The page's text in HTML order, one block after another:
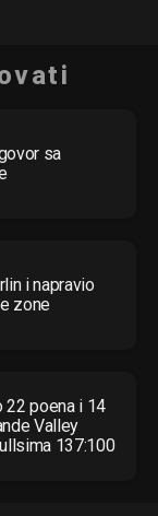
sa
i napravio
zone
22 poena i 14
Valley
137:100